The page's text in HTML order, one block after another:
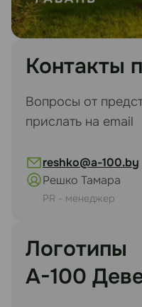
Контакты
Вопросы от
прислать на email
reshko@a-100.by
Решко Тамара
PR - менеджер
Логотипы
А-100